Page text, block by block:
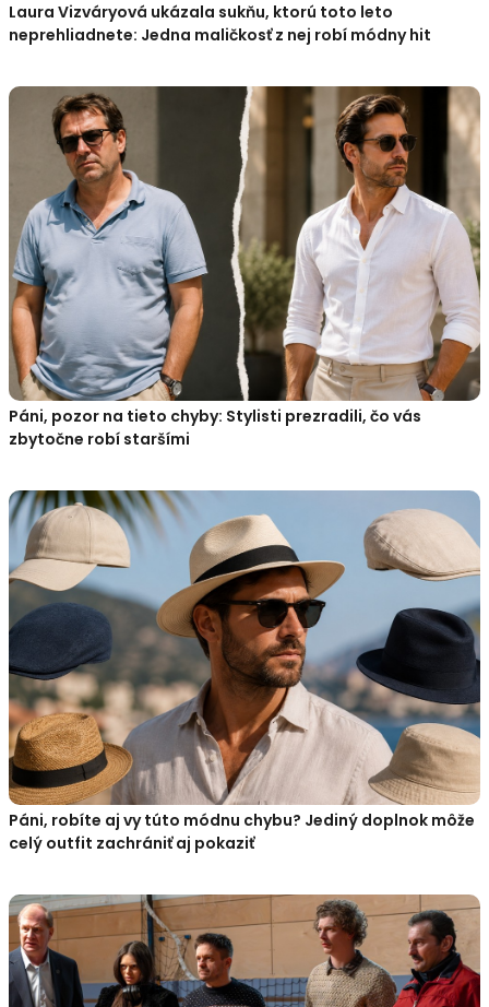
Laura Vizváryová ukázala sukňu, ktorú toto leto
neprehliadnete: Jedna maličkosť z nej robí módny hit
Páni, pozor na tieto chyby: Stylisti prezradili, čo vás
zbytočne robí staršími
Páni, robíte aj vy túto módnu chybu? Jediný doplnok môže
celý outfit zachrániť aj pokaziť